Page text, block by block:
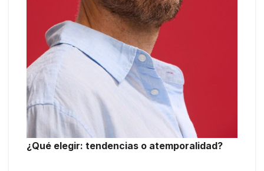
¿Qué elegir: tendencias o atemporalidad?